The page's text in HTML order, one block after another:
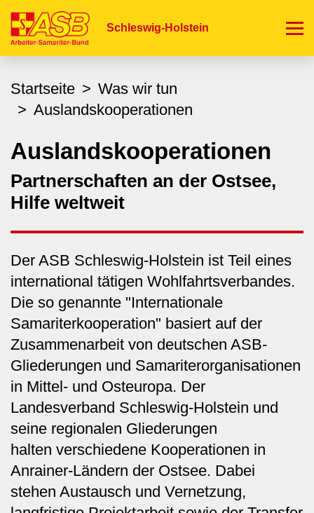
zum
Schleswig-Holstein
Startseite
Was wir tun
Auslandskooperationen
Auslandskooperationen
Partnerschaften an der Ostsee,
Hilfe weltweit
Der ASB Schleswig-Holstein ist Teil eines
international tätigen Wohlfahrtsverbandes.
Die so genannte "Internationale
Samariterkooperation" basiert auf der
Zusammenarbeit von deutschen ASB-
Gliederungen und Samariterorganisationen
in Mittel- und Osteuropa. Der
Landesverband Schleswig-Holstein und
seine regionalen Gliederungen
halten verschiedene Kooperationen in
Anrainer-Ländern der Ostsee. Dabei
stehen Austausch und Vernetzung,